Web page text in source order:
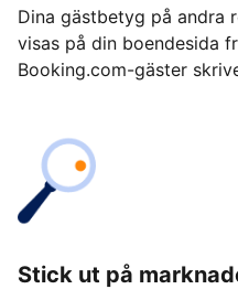
Dina gästbetyg på andra
visas på din boendesida
Booking.com-gäster
Stick ut på